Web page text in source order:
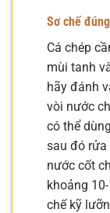
Sơ chế
Cá chép
mùi tanh
hãy đánh
vòi nước
có thể
sau đó rửa
nước cốt
khoảng
chế kỹ